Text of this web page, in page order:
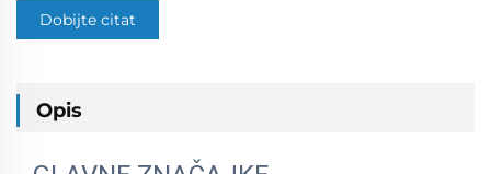
Dobijte citat
Opis